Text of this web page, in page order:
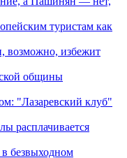
туристам как
возможно, избежит
общины
"Лазаревский клуб"
расплачивается
безвыходном